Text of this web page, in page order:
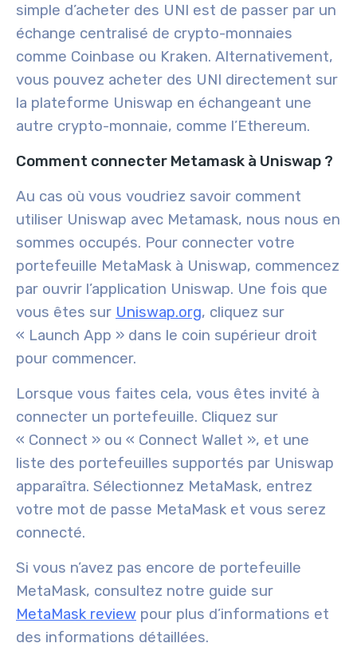
simple d’acheter des UNI est de passer par un
échange centralisé de crypto-monnaies
comme Coinbase ou Kraken. Alternativement,
vous pouvez acheter des UNI directement sur
la plateforme Uniswap en échangeant une
autre crypto-monnaie, comme l’Ethereum.
Comment connecter Metamask à Uniswap ?
Au cas où vous voudriez savoir comment
utiliser Uniswap avec Metamask, nous nous en
sommes occupés. Pour connecter votre
portefeuille MetaMask à Uniswap, commencez
par ouvrir l’application Uniswap. Une fois que
vous êtes sur Uniswap.org, cliquez sur
« Launch App » dans le coin supérieur droit
pour commencer.
Lorsque vous faites cela, vous êtes invité à
connecter un portefeuille. Cliquez sur
« Connect » ou « Connect Wallet », et une
liste des portefeuilles supportés par Uniswap
apparaîtra. Sélectionnez MetaMask, entrez
votre mot de passe MetaMask et vous serez
connecté.
Si vous n’avez pas encore de portefeuille
MetaMask, consultez notre guide sur
MetaMask review pour plus d’informations et
des informations détaillées.